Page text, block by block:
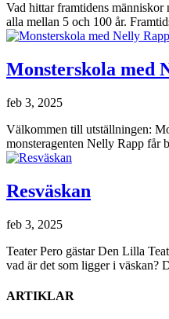
Vad hittar framtidens
alla mellan 5 och 100 år.
Monsterskola med
feb 3, 2025
Välkommen till utställningen:
monsteragenten Nelly Rapp får
Resväskan
feb 3, 2025
Teater Pero gästar Den Lilla
vad är det som ligger i väskan?
ARTIKLAR